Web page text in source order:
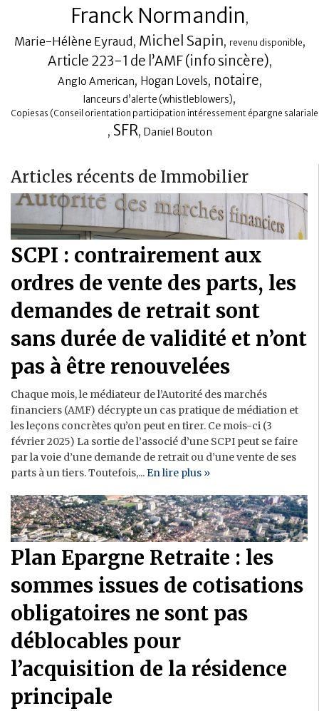
Franck Normandin,
Marie-Hélène Eyraud, Michel Sapin, revenu disponible,
Article 223-1 de l’AMF (info sincère),
Anglo American, Hogan Lovels, notaire,
lanceurs d’alerte (whistleblowers),
Copiesas (Conseil orientation participation intéressement épargne
, SFR, Daniel Bouton
Articles récents de Immobilier
SCPI : contrairement aux
ordres de vente des parts, les
demandes de retrait sont
sans durée de validité et n’ont
pas à être renouvelées
Chaque mois, le médiateur de l’Autorité des marchés
financiers (AMF) décrypte un cas pratique de médiation et
les leçons concrètes qu’on peut en tirer. Ce mois-ci (3
février 2025) La sortie de l’associé d’une SCPI peut se faire
par la voie d’une demande de retrait ou d’une vente de ses
parts à un tiers. Toutefois,...En lire plus »
Plan Epargne Retraite : les
sommes issues de cotisations
obligatoires ne sont pas
déblocables pour
l’acquisition de la résidence
principale